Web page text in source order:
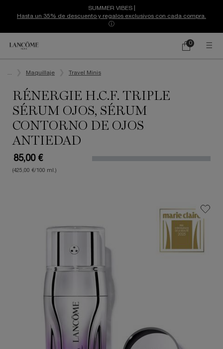
SUMMER VIBES |
Hasta un 35% de descuento y regalos exclusivos con cada compra.
ⓘ
Mi
0
0 producto
Maquillaje Travel Minis
RÉNERGIE H.C.F. TRIPLE
SÉRUM OJOS, SÉRUM
CONTORNO DE OJOS
ANTIEDAD
85,00 €
(425,00 €/100 ml.)